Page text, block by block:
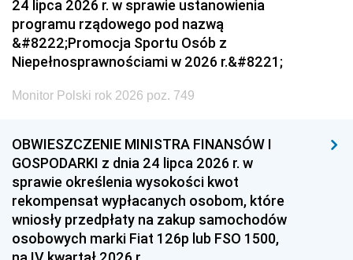
24 lipca 2026 r. w sprawie ustanowienia
programu rządowego pod nazwą
&#8222;Promocja Sportu Osób z
Niepełnosprawnościami w 2026 r.&#8221;
Monitor Polski rok 2026 poz. 749
OBWIESZCZENIE MINISTRA FINANSÓW I
GOSPODARKI z dnia 24 lipca 2026 r. w
sprawie określenia wysokości kwot
rekompensat wypłacanych osobom, które
wniosły przedpłaty na zakup samochodów
osobowych marki Fiat 126p lub FSO 1500,